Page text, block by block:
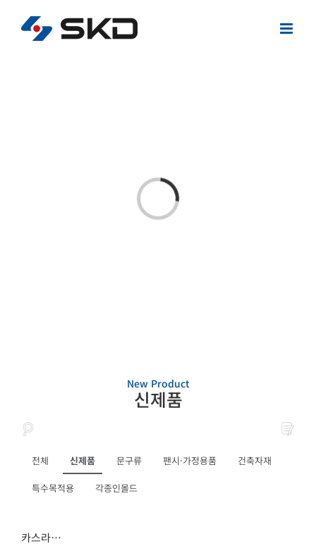
Loading...
New Product
신제품
전체 신제품 문구류 팬시·가정용품 건축자재
특수목적용 각종인몰드
카스라이트 고속전사필름